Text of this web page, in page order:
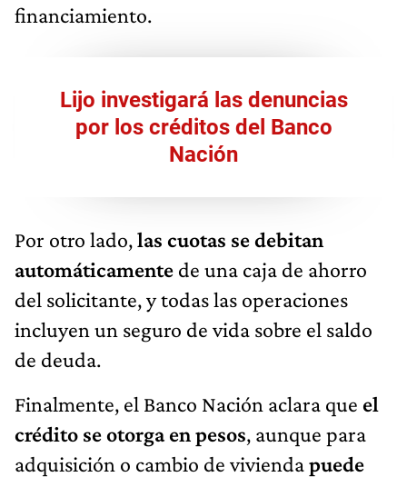
financiamiento.
Lijo investigará las denuncias
por los créditos del Banco
Nación
Por otro lado,las cuotas se debitan
automáticamente de una caja de ahorro
del solicitante, y todas las operaciones
incluyen un seguro de vida sobre el saldo
de deuda.
Finalmente, el Banco Nación aclara que el
crédito se otorga en pesos, aunque para
adquisición o cambio de viviendapuede